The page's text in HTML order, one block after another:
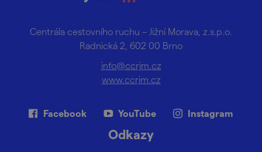
Centrála cestovního ruchu – Jižní Morava, z.s.p.o.
Radnická 2, 602 00 Brno
info@ccrjm.cz
www.ccrjm.cz
Facebook YouTube Instagram
Odkazy